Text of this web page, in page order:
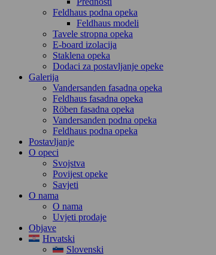
Feldhaus podna opeka
Feldhaus modeli
Tavele stropna opeka
E-board izolacija
Staklena opeka
Dodaci za postavljanje opeke
Galerija
Vandersanden fasadna opeka
Feldhaus fasadna opeka
Röben fasadna opeka
Vandersanden podna opeka
Feldhaus podna opeka
Postavljanje
O opeci
Svojstva
Povijest opeke
Savjeti
O nama
O nama
Uvjeti prodaje
Objave
Hrvatski
Slovenski